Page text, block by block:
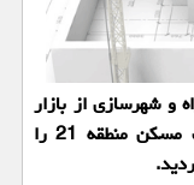
شهرسازی از بازار
مسكن شهریور ماه تهران كه متوسط قیمت مسكن منطقه 21 را